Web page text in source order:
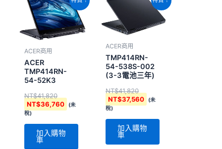
ACER商用
ACER
TMP414RN-
54-52K3
NT$41,820
始
價
格：
NT$41,820。
NT$36,760
前
價
格：
NT$36,760。
(未
稅)
加入購物
車
ACER商用
TMP414RN-
54-538S-002
(3-3電池三年)
NT$41,820
NT$41,820。
NT$37,560
前
格：
NT$37,560。
(未
稅)
加入購物
車